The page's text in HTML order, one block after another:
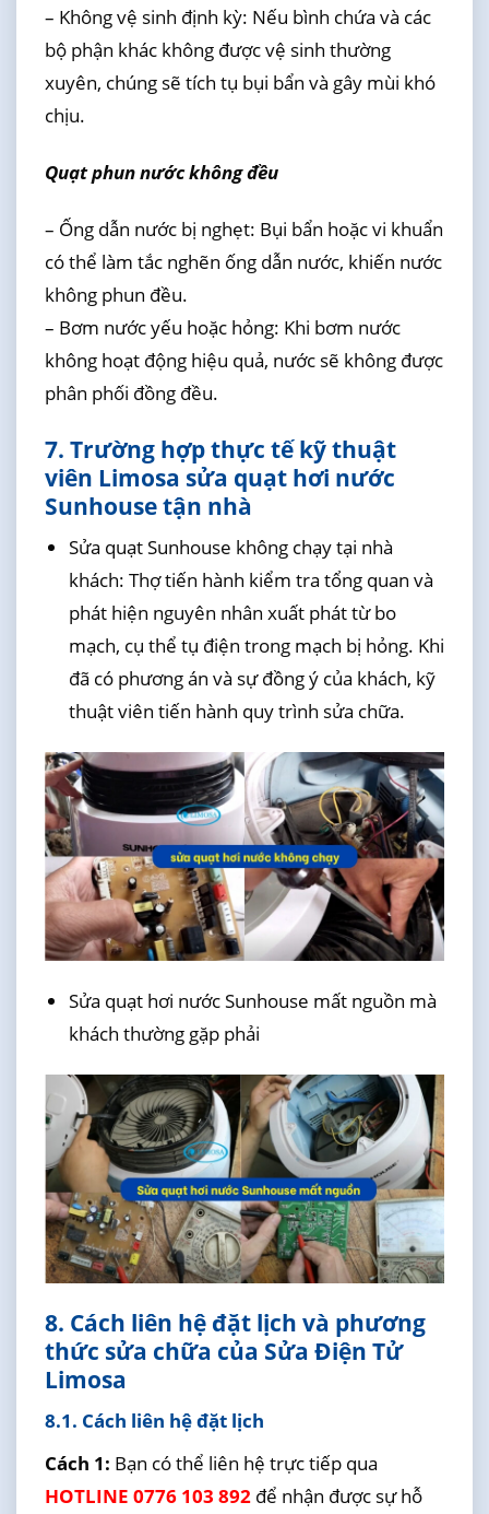
– Không vệ sinh định kỳ: Nếu bình chứa và các
bộ phận khác không được vệ sinh thường
xuyên, chúng sẽ tích tụ bụi bẩn và gây mùi khó
chịu.
Quạt phun nước không đều
– Ống dẫn nước bị nghẹt: Bụi bẩn hoặc vi khuẩn
có thể làm tắc nghẽn ống dẫn nước, khiến nước
không phun đều.
– Bơm nước yếu hoặc hỏng: Khi bơm nước
không hoạt động hiệu quả, nước sẽ không được
phân phối đồng đều.
7. Trường hợp thực tế kỹ thuật
viên Limosa sửa quạt hơi nước
Sunhouse tận nhà
Sửa quạt Sunhouse không chạy tại nhà
khách: Thợ tiến hành kiểm tra tổng quan và
phát hiện nguyên nhân xuất phát từ bo
mạch, cụ thể tụ điện trong mạch bị hỏng. Khi
đã có phương án và sự đồng ý của khách, kỹ
thuật viên tiến hành quy trình sửa chữa.
Sửa quạt hơi nước Sunhouse mất nguồn mà
khách thường gặp phải
8. Cách liên hệ đặt lịch và phương
thức sửa chữa của Sửa Điện Tử
Limosa
8.1. Cách liên hệ đặt lịch
Cách 1: Bạn có thể liên hệ trực tiếp qua
HOTLINE 0776 103 892để nhận được sự hỗ